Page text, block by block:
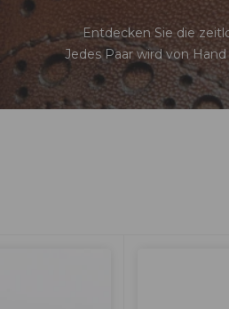
Entdecken Sie die
Jedes Paar wird von